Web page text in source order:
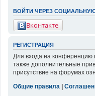
ВОЙТИ ЧЕРЕЗ
Вконтакте
РЕГИСТРАЦИЯ
Для входа на конференцию
также дополнительные
присутствие на форумах
Общие правила